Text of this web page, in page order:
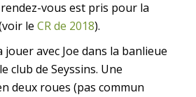
vous est pris pour la
le CR de 2018).
avec Joe dans la banlieue
club de Seyssins. Une
deux roues (pas commun